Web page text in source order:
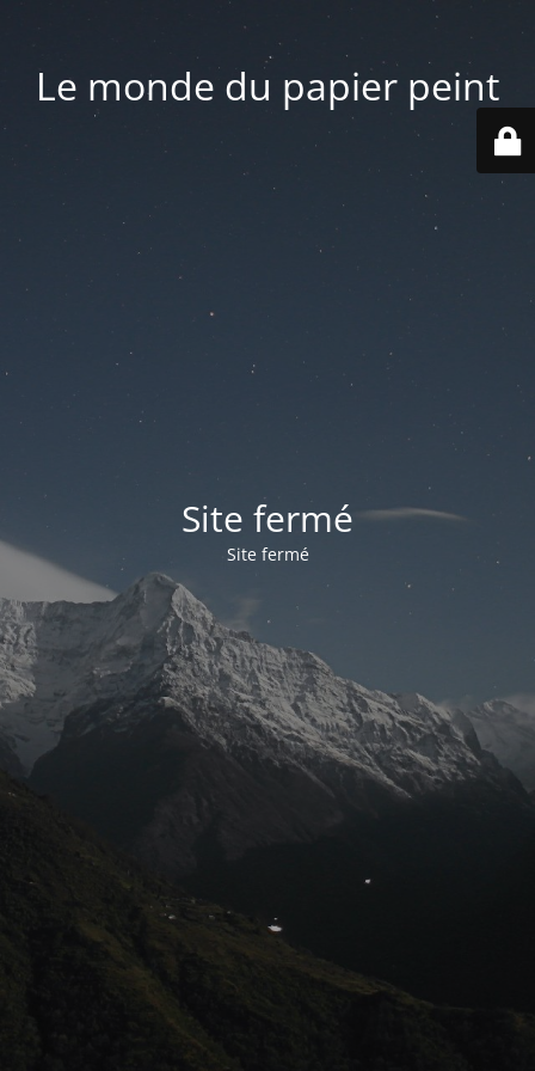
Le monde du papier peint
Site fermé
Site fermé